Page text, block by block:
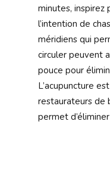
minutes, inspirez
l’intention de
méridiens qui
circuler peuvent
pouce pour
L’acupuncture
restaurateurs de
permet